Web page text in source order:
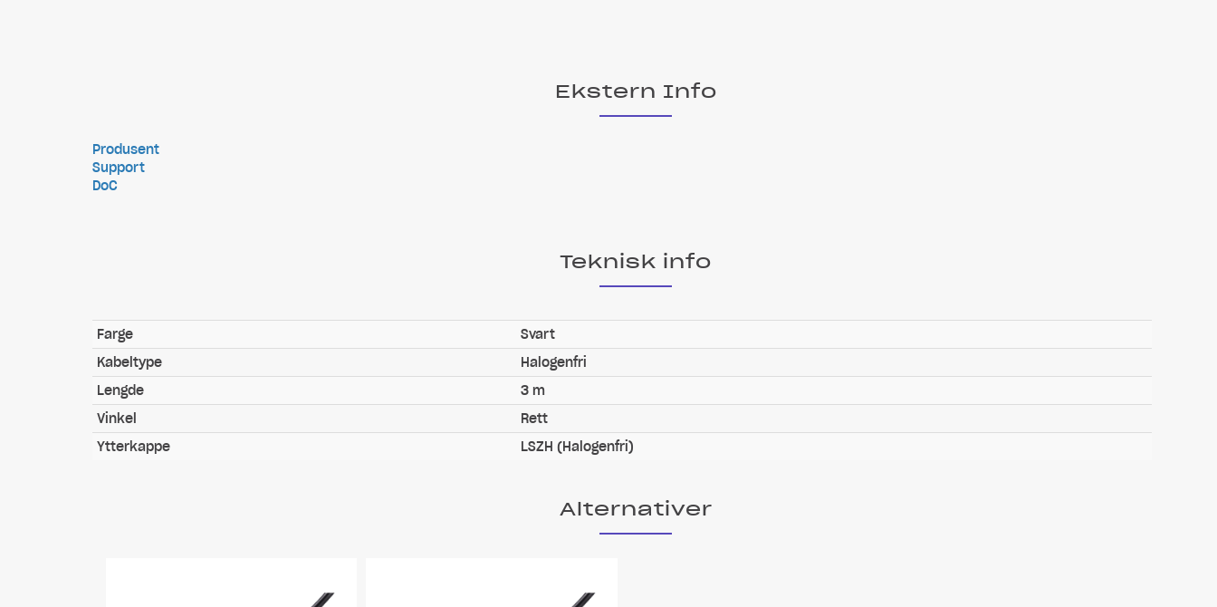
Ekstern Info
Produsent
Support
DoC
Teknisk info
Farge
Svart
Kabeltype
Halogenfri
Lengde
3 m
Vinkel
Rett
Ytterkappe
LSZH (Halogenfri)
Alternativer